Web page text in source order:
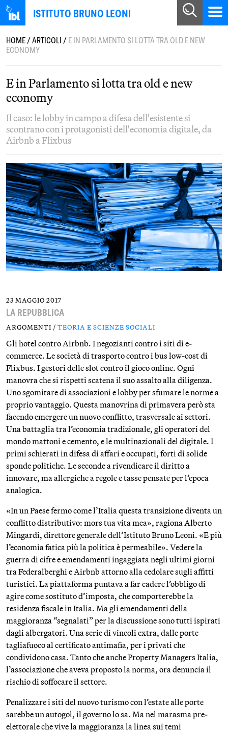
ISTITUTO BRUNO LEONI
HOME/ARTICOLI/E IN PARLAMENTO SI LOTTA TRA OLD E NEW
ECONOMY
E in Parlamento si lotta tra old e new
economy
Il caso: le lobby in campo a difesa dell'esistente si
scontrano con i protagonisti dell'economia digitale, da
Airbnb a Flixbus
23 MAGGIO 2017
LA REPUBBLICA
ARGOMENTI / TEORIA E SCIENZE SOCIALI
Gli hotel contro Airbnb. I negozianti contro i siti di e-
commerce. Le società di trasporto contro i bus low-cost di
Flixbus. I gestori delle slot contro il gioco online. Ogni
manovra che si rispetti scatena il suo assalto alla diligenza.
Uno sgomitare di associazioni e lobby per sfumare le norme a
proprio vantaggio. Questa manovrina di primavera però sta
facendo emergere un nuovo conflitto, trasversale ai settori.
Una battaglia tra l’economia tradizionale, gli operatori del
mondo mattoni e cemento, e le multinazionali del digitale. I
primi schierati in difesa di affari e occupati, forti di solide
sponde politiche. Le seconde a rivendicare il diritto a
innovare, ma allergiche a regole e tasse pensate per l’epoca
analogica.
«In un Paese fermo come l’Italia questa transizione diventa un
conflitto distributivo: mors tua vita mea», ragiona Alberto
Mingardi, direttore generale dell’Istituto Bruno Leoni. «E più
l’economia fatica più la politica è permeabile». Vedere la
guerra di cifre e emendamenti ingaggiata negli ultimi giorni
tra Federalberghi e Airbnb attorno alla cedolare sugli affitti
turistici. La piattaforma puntava a far cadere l’obbligo di
agire come sostituto d’imposta, che comporterebbe la
residenza fiscale in Italia. Ma gli emendamenti della
maggioranza “segnalati” per la discussione sono tutti ispirati
dagli albergatori. Una serie di vincoli extra, dalle porte
tagliafuoco al certificato antimafia, per i privati che
condividono casa. Tanto che anche Property Managers Italia,
l’associazione che aveva proposto la norma, ora denuncia il
rischio di soffocare il settore.
Penalizzare i siti del nuovo turismo con l’estate alle porte
sarebbe un autogol, il governo lo sa. Ma nel marasma pre-
elettorale che vive la maggioranza la linea sui temi